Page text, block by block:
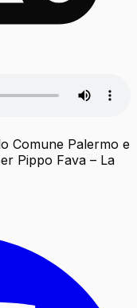
Comune Palermo e
Pippo Fava – La